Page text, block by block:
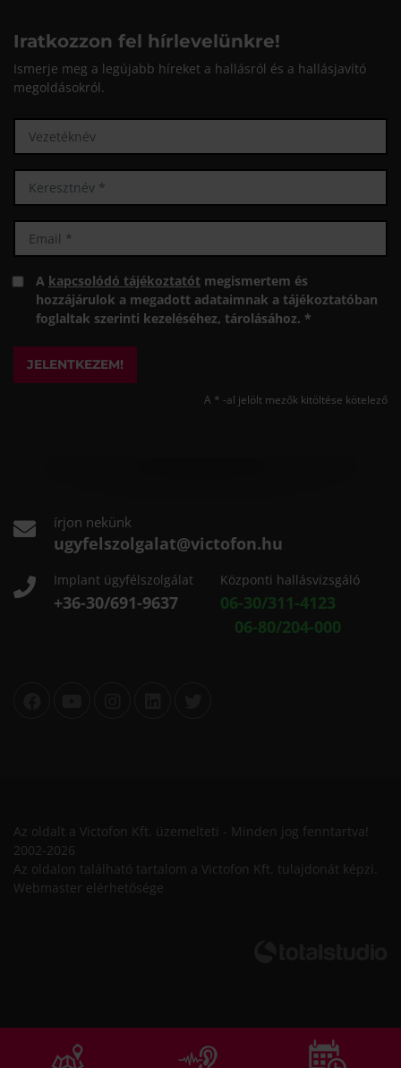
Iratkozzon fel hírlevelünkre!
Ismerje meg a legújabb híreket a hallásról és a hallásjavító
megoldásokról.
A kapcsolódó tájékoztatót megismertem és
hozzájárulok a megadott adataimnak a tájékoztatóban
foglaltak szerinti kezeléséhez, tárolásához. *
JELENTKEZEM!
A * -al jelölt mezők kitöltése kötelező
írjon nekünk
ugyfelszolgalat@victofon.hu
Implant ügyfélszolgálat
+36-30/691-9637
Központi hallásvizsgáló
06-30/311-4123
06-80/204-000
Az oldalt a Victofon Kft. üzemelteti - Minden jog fenntartva!
2002-2026
Az oldalon található tartalom a Victofon Kft. tulajdonát képzi.
Webmaster elérhetősége